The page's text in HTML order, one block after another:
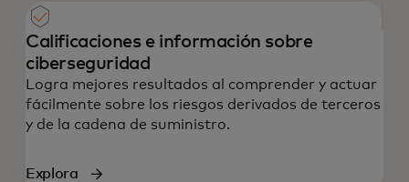
Calificaciones e información sobre
ciberseguridad
Logra mejores resultados al comprender y actuar
fácilmente sobre los riesgos derivados de terceros
y de la cadena de suministro.
Explora